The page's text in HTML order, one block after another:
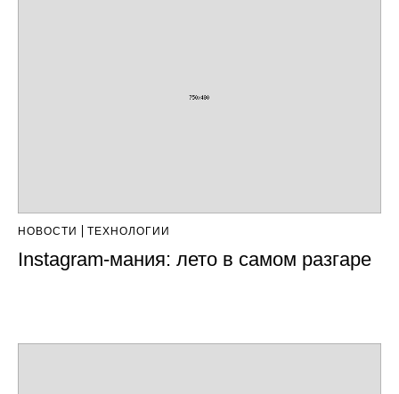
НОВОСТИ ТЕХНОЛОГИИ
Instagram-мания: лето в самом разгаре